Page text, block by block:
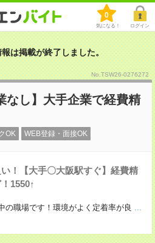
0
気になる！ ログイン
は掲載が終了しました。
No.TSW26-0276272
なし】大手企業で経費精
OK WEB登録・面接OK
！【大手〇大阪駅すぐ】経費精
1550↑
の職場です！環境がよく定着率が良 ...